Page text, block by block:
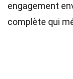
engagement
complète qui